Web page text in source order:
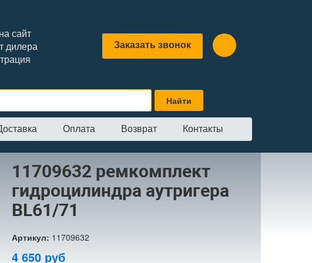
сайт
дилера
Заказать звонок
Оплата Возврат Контакты
11709632 ремкомплект гидроцилиндра аутригера BL61/71
11709632 ремкомплект
гидроцилиндра аутригера
BL61/71
Артикул: 11709632
4 650 руб